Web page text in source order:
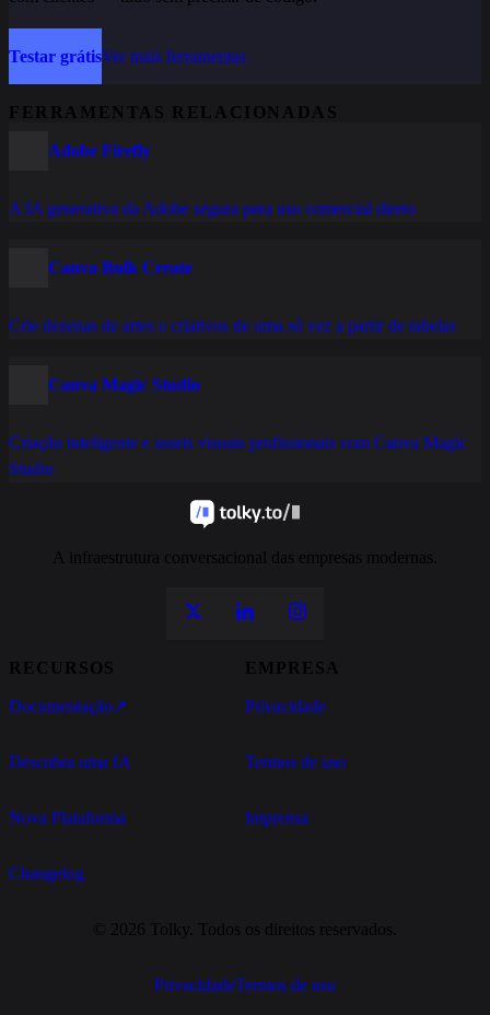
Testar grátisVer mais ferramentas
FERRAMENTAS RELACIONADAS
Adobe Firefly
A IA generativa da Adobe segura para uso comercial direto
Canva Bulk Create
Crie dezenas de artes e criativos de uma só vez a partir de tabelas
Canva Magic Studio
Criação inteligente e assets visuais profissionais com Canva Magic
Studio
A infraestrutura conversacional das empresas modernas.
RECURSOS
Documentação↗
Descubra uma IA
Nova Plataforma
Changelog
EMPRESA
Privacidade
Termos de uso
Imprensa
© 2026 Tolky. Todos os direitos reservados.
PrivacidadeTermos de uso